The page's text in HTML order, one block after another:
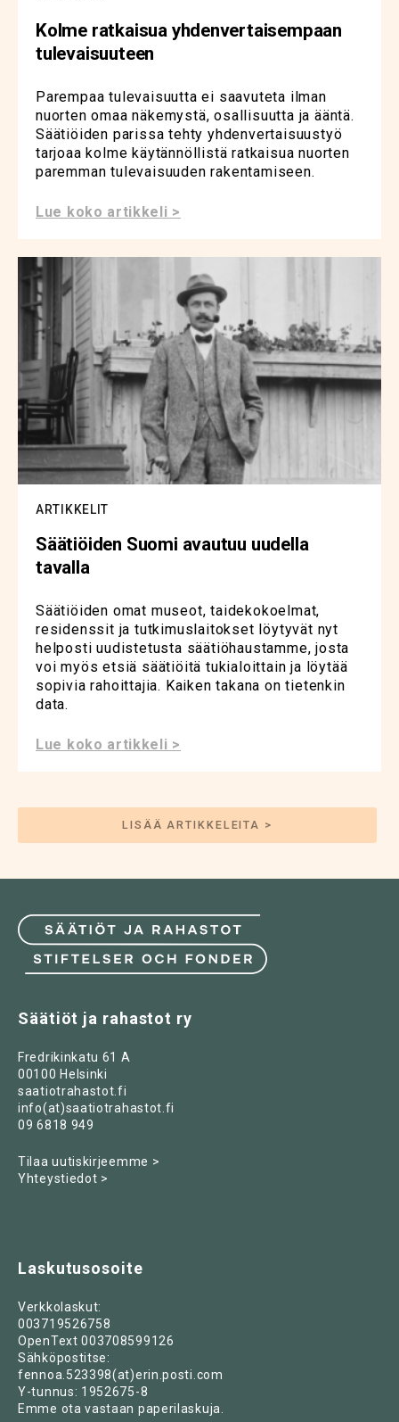
Kolme ratkaisua yhdenvertaisempaan
tulevaisuuteen
Parempaa tulevaisuutta ei saavuteta ilman
nuorten omaa näkemystä, osallisuutta ja ääntä.
Säätiöiden parissa tehty yhdenvertaisuustyö
tarjoaa kolme käytännöllistä ratkaisua nuorten
paremman tulevaisuuden rakentamiseen.
Lue koko artikkeli >
ARTIKKELIT
Säätiöiden Suomi avautuu uudella
tavalla
Säätiöiden omat museot, taidekokoelmat,
residenssit ja tutkimuslaitokset löytyvät nyt
helposti uudistetusta säätiöhaustamme, josta
voi myös etsiä säätiöitä tukialoittain ja löytää
sopivia rahoittajia. Kaiken takana on tietenkin
data.
Lue koko artikkeli >
LISÄÄ ARTIKKELEITA >
Säätiöt ja rahastot ry
Fredrikinkatu 61 A
00100 Helsinki
saatiotrahastot.fi
info(at)saatiotrahastot.fi
09 6818 949
Tilaa uutiskirjeemme >
Yhteystiedot >
Laskutusosoite
Verkkolaskut:
003719526758
OpenText 003708599126
Sähköpostitse:
fennoa.523398(at)erin.posti.com
Y-tunnus: 1952675-8
Emme ota vastaan paperilaskuja.